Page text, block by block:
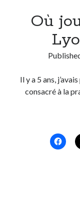
Où
Il y a 5 ans,
consacré à la